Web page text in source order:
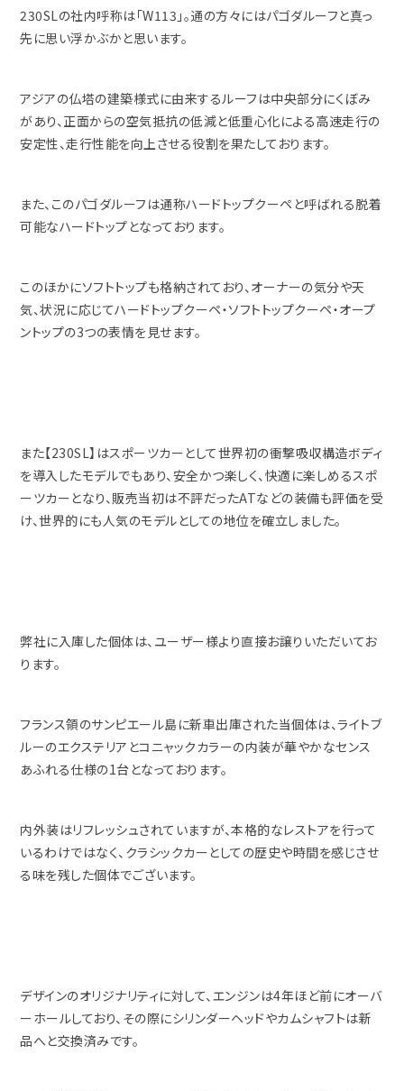
230SLの社内呼称は「W113」。通の方々にはパゴダルーフと真っ
先に思い浮かぶかと思います。
アジアの仏塔の建築様式に由来するルーフは中央部分にくぼみ
があり、正面からの空気抵抗の低減と低重心化による高速走行の
安定性、走行性能を向上させる役割を果たしております。
また、このパゴダルーフは通称ハードトップクーペと呼ばれる脱着
可能なハードトップとなっております。
このほかにソフトトップも格納されており、オーナーの気分や天
気、状況に応じてハードトップクーペ・ソフトトップクーペ・オープ
ントップの3つの表情を見せます。
また【230SL】はスポーツカーとして世界初の衝撃吸収構造ボディ
を導入したモデルでもあり、安全かつ楽しく、快適に楽しめるスポ
ーツカーとなり、販売当初は不評だったATなどの装備も評価を受
け、世界的にも人気のモデルとしての地位を確立しました。
弊社に入庫した個体は、ユーザー様より直接お譲りいただいてお
ります。
フランス領のサンピエール島に新車出庫された当個体は、ライトブ
ルーのエクステリアとコニャックカラーの内装が華やかなセンス
あふれる仕様の1台となっております。
内外装はリフレッシュされていますが、本格的なレストアを行って
いるわけではなく、クラシックカーとしての歴史や時間を感じさせ
る味を残した個体でございます。
デザインのオリジナリティに対して、エンジンは4年ほど前にオーバ
ーホールしており、その際にシリンダーヘッドやカムシャフトは新
品へと交換済みです。